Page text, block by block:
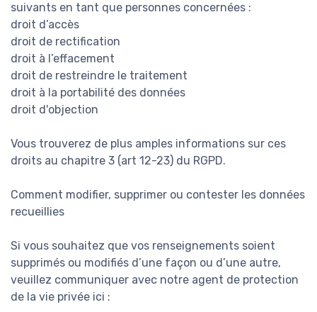
suivants en tant que personnes concernées :
droit d’accès
droit de rectification
droit à l’effacement
droit de restreindre le traitement
droit à la portabilité des données
droit d'objection
Vous trouverez de plus amples informations sur ces
droits au chapitre 3 (art 12-23) du RGPD.
Comment modifier, supprimer ou contester les données
recueillies
Si vous souhaitez que vos renseignements soient
supprimés ou modifiés d’une façon ou d’une autre,
veuillez communiquer avec notre agent de protection
de la vie privée ici :